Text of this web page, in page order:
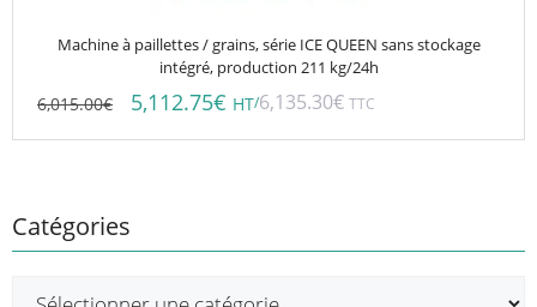
Machine à paillettes / grains, série ICE QUEEN sans stockage
intégré, production 211 kg/24h
6,015.00€ 5,112.75€ HT/6,135.30€ TTC
Catégories